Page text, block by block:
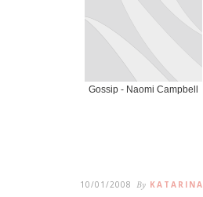
Gossip - Naomi Campbell
10/01/2008 By KATARINA